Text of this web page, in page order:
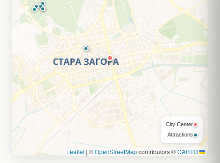
City Center
Attractions
| ©OpenStreetMapcontributors ©CARTO